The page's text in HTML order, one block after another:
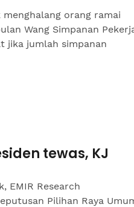
orang ramai
Wang Simpanan
jika jumlah simpanan
tewas, KJ
EMIR Research
Pilihan Raya